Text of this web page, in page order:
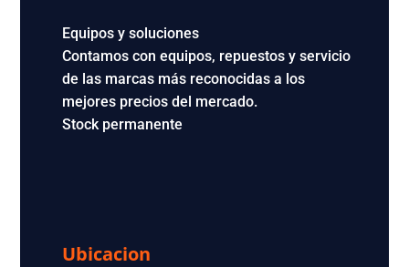
Equipos y soluciones
Contamos con equipos, repuestos y servicio
de las marcas más reconocidas a los
mejores precios del mercado.
Stock permanente
Ubicacion